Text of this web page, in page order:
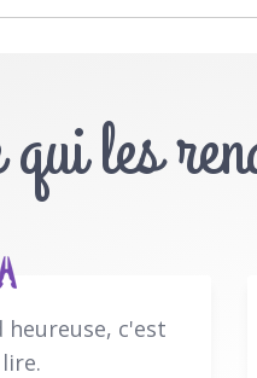
qui les
heureuse, c'est